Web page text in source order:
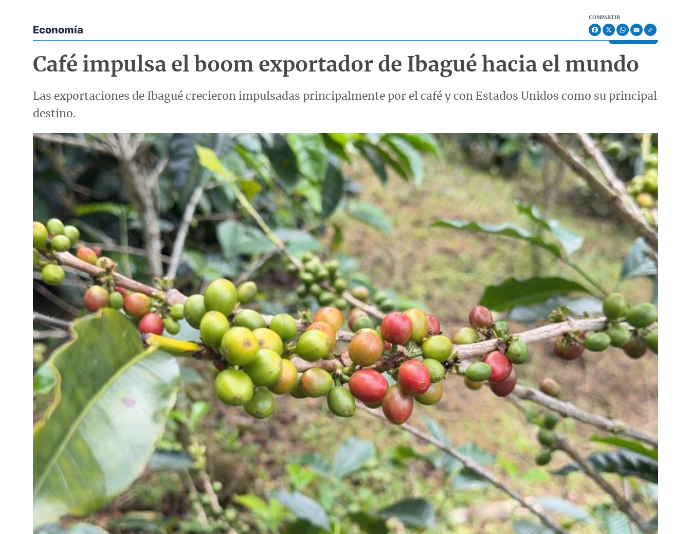
Econoticias y Eventos
Economía
COMPARTIR
Facebook
X WhatsApp
Email
Café impulsa el boom exportador de Ibagué hacia el mundo
Las exportaciones de Ibagué crecieron impulsadas principalmente por el café y con Estados Unidos como su principal
destino.
Imagen